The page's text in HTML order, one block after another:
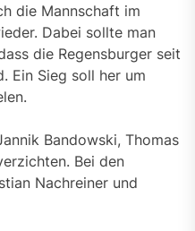
die Mannschaft im
Dabei sollte man
die Regensburger seit
Ein Sieg soll her um
Bandowski, Thomas
Bei den
Nachreiner und